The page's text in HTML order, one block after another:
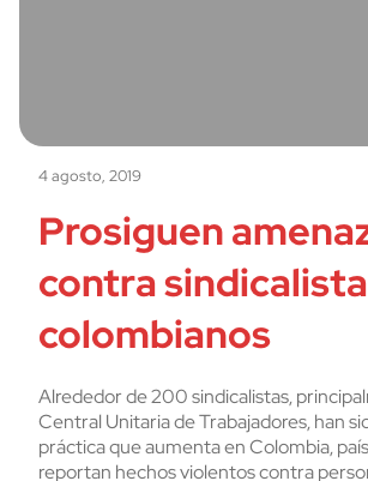
4 agosto, 2019
Prosiguen
contra
colombianos
Alrededor de 200 sindicalistas,
Central Unitaria de Trabajadores, han
práctica que aumenta en Colombia,
reportan hechos violentos contra